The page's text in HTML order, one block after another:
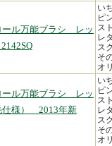
ル万能ブラシ レッ
い
ピ
ス
レ
ス
そ
オ
ル万能ブラシ レッ
仕様） 2013年新
い
ピ
ス
レ
ス
そ
オ